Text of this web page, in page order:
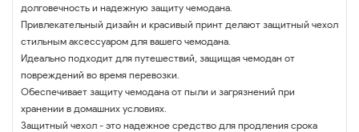
долговечность и надежную защиту чемодана.
Привлекательный дизайн и красивый принт делают защитный чехол
стильным аксессуаром для вашего чемодана.
Идеально подходит для путешествий, защищая чемодан от
повреждений во время перевозки.
Обеспечивает защиту чемодана от пыли и загрязнений при
хранении в домашних условиях.
Защитный чехол - это надежное средство для продления срока